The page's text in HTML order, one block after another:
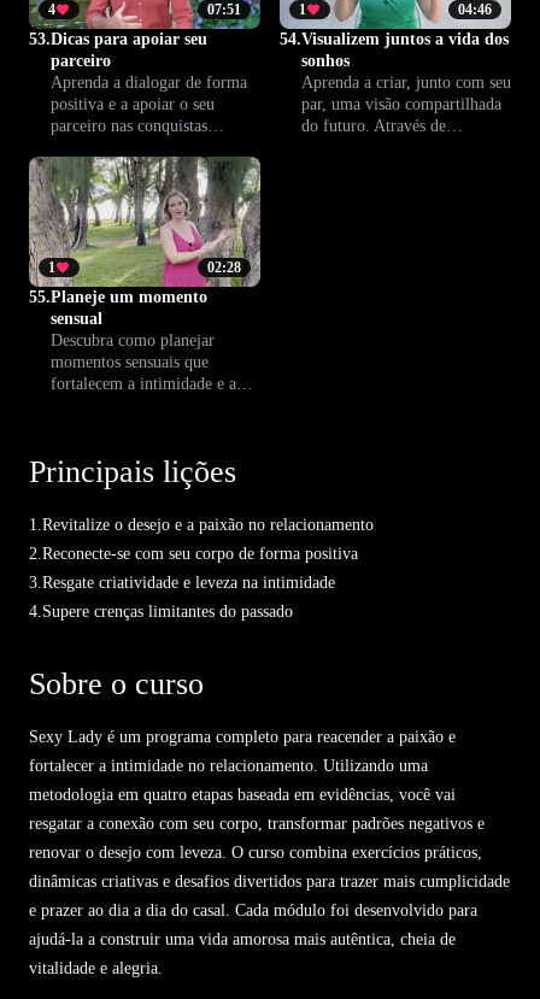
07:51
4
53.Dicas para apoiar seu
parceiro
Aprenda a dialogar de forma
positiva e a apoiar o seu
parceiro nas conquistas
lição traz dicas práticas para
fortalecer a relação e
contribuir para o
desenvolvimento mútuo.
04:46
1
54.Visualizem juntos a vida dos
sonhos
Aprenda a criar, junto com seu
par, uma visão compartilhada
do futuro. Através de
02:28
1
55.Planeje um momento
sensual
Descubra como planejar
momentos sensuais que
fortalecem a intimidade e a
presentes, tornando seu
relacionamento ainda mais
especial.
Principais lições
1.Revitalize o desejo e a paixão no relacionamento
2.Reconecte-se com seu corpo de forma positiva
3.Resgate criatividade e leveza na intimidade
4.Supere crenças limitantes do passado
Sobre o curso
Sexy Lady é um programa completo para reacender a paixão e
fortalecer a intimidade no relacionamento. Utilizando uma
metodologia em quatro etapas baseada em evidências, você vai
resgatar a conexão com seu corpo, transformar padrões negativos e
renovar o desejo com leveza. O curso combina exercícios práticos,
dinâmicas criativas e desafios divertidos para trazer mais cumplicidade
e prazer ao dia a dia do casal. Cada módulo foi desenvolvido para
ajudá-la a construir uma vida amorosa mais autêntica, cheia de
vitalidade e alegria.